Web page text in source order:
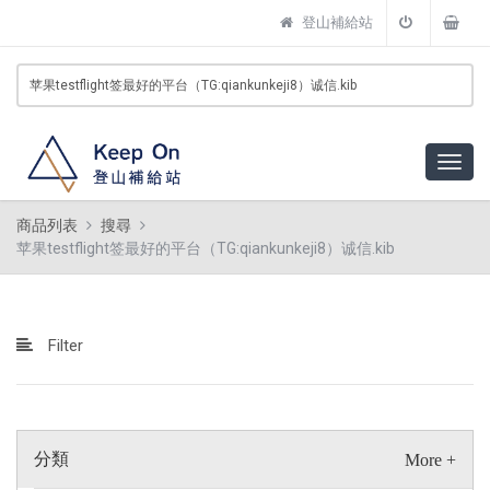
登山補給站
商品列表
搜尋
苹果testflight签最好的平台（TG:qiankunkeji8）诚信.kib
Filter
分類